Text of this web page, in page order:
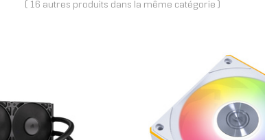
( 16 autres produits dans la même catégorie )